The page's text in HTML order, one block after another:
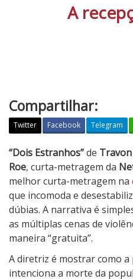
A
Compartilhar:
Twitter Facebook Telegram
D
o
i
s
E
s
t
a
“Dois Estranhos”de
Roe, curta-metragem da
melhor curta-metragem na
que incomoda e
dúbias. A narrativa é
as múltiplas cenas de
maneira “gratuita”.
A diretriz é mostrar como
intenciona a morte da